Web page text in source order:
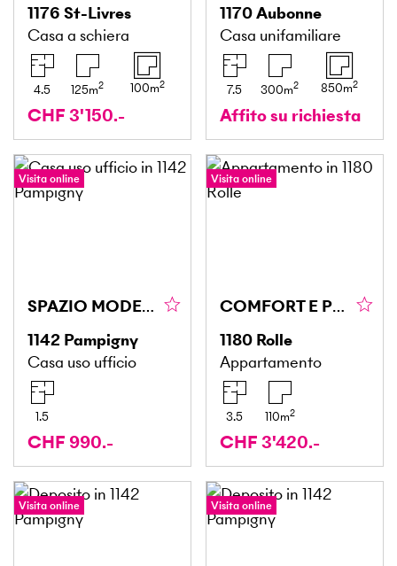
1176 St-Livres
Casa a schiera
4.5 125m2 100m2
CHF 3'150.-
1170Aubonne
Casa unifamiliare
7.5 300m2 850m2
Affito su richiesta
Visita online
SPAZIO MODERNO LUMINOSO + SOPPALCO !
1142 Pampigny
Casa uso ufficio
1.5
CHF 990.-
Visita online
COMFORT E PRESTIGIO A DUE PASSI DAL LEMANO
1180 Rolle
Appartamento
3.5 110m2
CHF 3'420.-
Visita online Visita online